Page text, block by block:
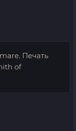
Печать
of